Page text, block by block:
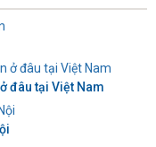
đâu tại Việt Nam